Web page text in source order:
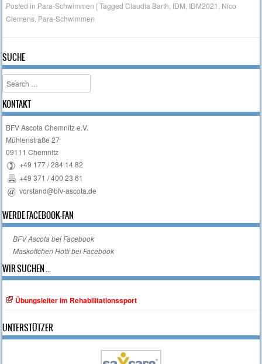
Posted in Para-Schwimmen |TaggedClaudia Barth, IDM, IDM2021 , Nico
Clemens, Para-Schwimmen
SUCHE
Search
KONTAKT
BFV Ascota Chemnitz e.V.
Mühlenstraße 27
09111 Chemnitz
+49 177 / 284 14 82
+49 371 / 400 23 61
vorstand@bfv-ascota.de
WERDE FACEBOOK-FAN
BFV Ascota bei Facebook
Maskottchen Hotti bei Facebook
WIR SUCHEN ...
Übungsleiter im Rehabilitationssport
UNTERSTÜTZER